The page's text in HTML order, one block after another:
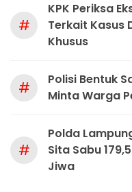
#
KPK Periksa
Terkait Kasus
Khusus
#
Polisi Bentuk
Minta Warga
#
Polda
Sita Sabu
Jiwa